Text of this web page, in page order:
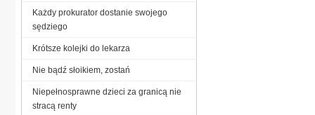
Każdy prokurator dostanie swojego
sędziego
Krótsze kolejki do lekarza
Nie bądź słoikiem, zostań
Niepełnosprawne dzieci za granicą nie
stracą renty